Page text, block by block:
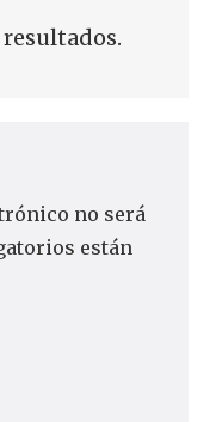
no será
están